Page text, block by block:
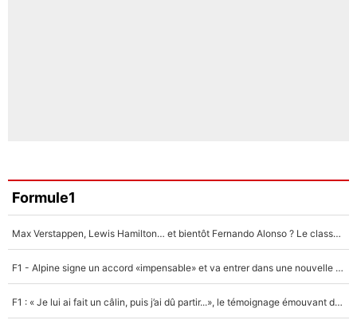
Formule1
Max Verstappen, Lewis Hamilton… et bientôt Fernando Alonso ? Le classement des pilotes les mieux payés en Formule 1 risque de changer !
F1 - Alpine signe un accord «impensable» et va entrer dans une nouvelle dimension : Grande nouvelle pour Pierre Gasly !
F1 : « Je lui ai fait un câlin, puis j’ai dû partir...», le témoignage émouvant de Max Verstappen sur sa fille